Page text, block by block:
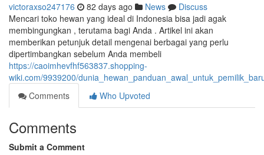
victoraxso247176 82 days ago News
Discuss
Mencari toko hewan yang ideal di Indonesia bisa jadi agak
membingungkan , terutama bagi Anda . Artikel ini akan
memberikan petunjuk detail mengenai berbagai yang perlu
dipertimbangkan sebelum Anda membeli
https://caoimhevfhf563837.shopping-
wiki.com/9939200/
Comments
Who Upvoted
Comments
Submit a Comment